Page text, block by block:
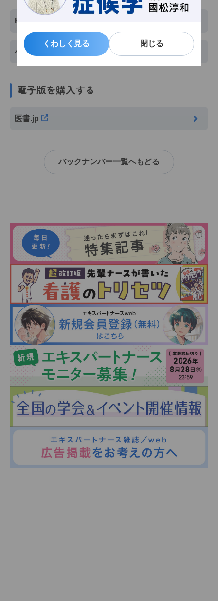
くわしく見る 閉じる
くわしく見る 閉じる
Fujisan
小学館BOOK SHOP
電子版を購入する
医書.jp
バックナンバー一覧へもどる